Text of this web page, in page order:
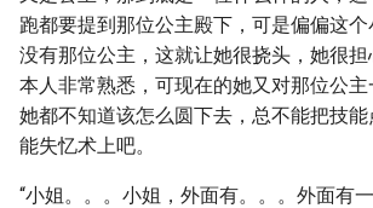
跑都要提到那位公主殿下，可是偏偏这
没有那位公主，这就让她很挠头，她很
本人非常熟悉，可现在的她又对那位公
她都不知道该怎么圆下去，总不能把技
能失忆术上吧。
“小姐。。。小姐，外面有。。。外面有